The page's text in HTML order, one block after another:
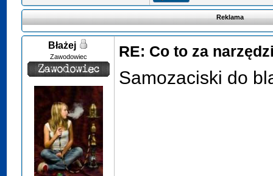
Reklama
Błażej
Zawodowiec RE: Co to za
Samozaciski do